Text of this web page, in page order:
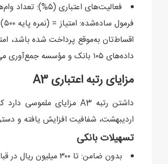
فعالیت‌های اعتباری (۵%): تعداد وام‌های موفق در ۵ سال گذشته.
داده‌های ۱۰۵ بانک و مؤسسه جمع‌آوری می‌گردد.
مزایای رتبه اعتباری A3
اردیبهشت، شفافیت افزایش یافته و
تسهیلات بانکی
بدون ضامن: تا ۳۰۰ میلیون ریال در قبال ضمانت خود (مانند سفته).